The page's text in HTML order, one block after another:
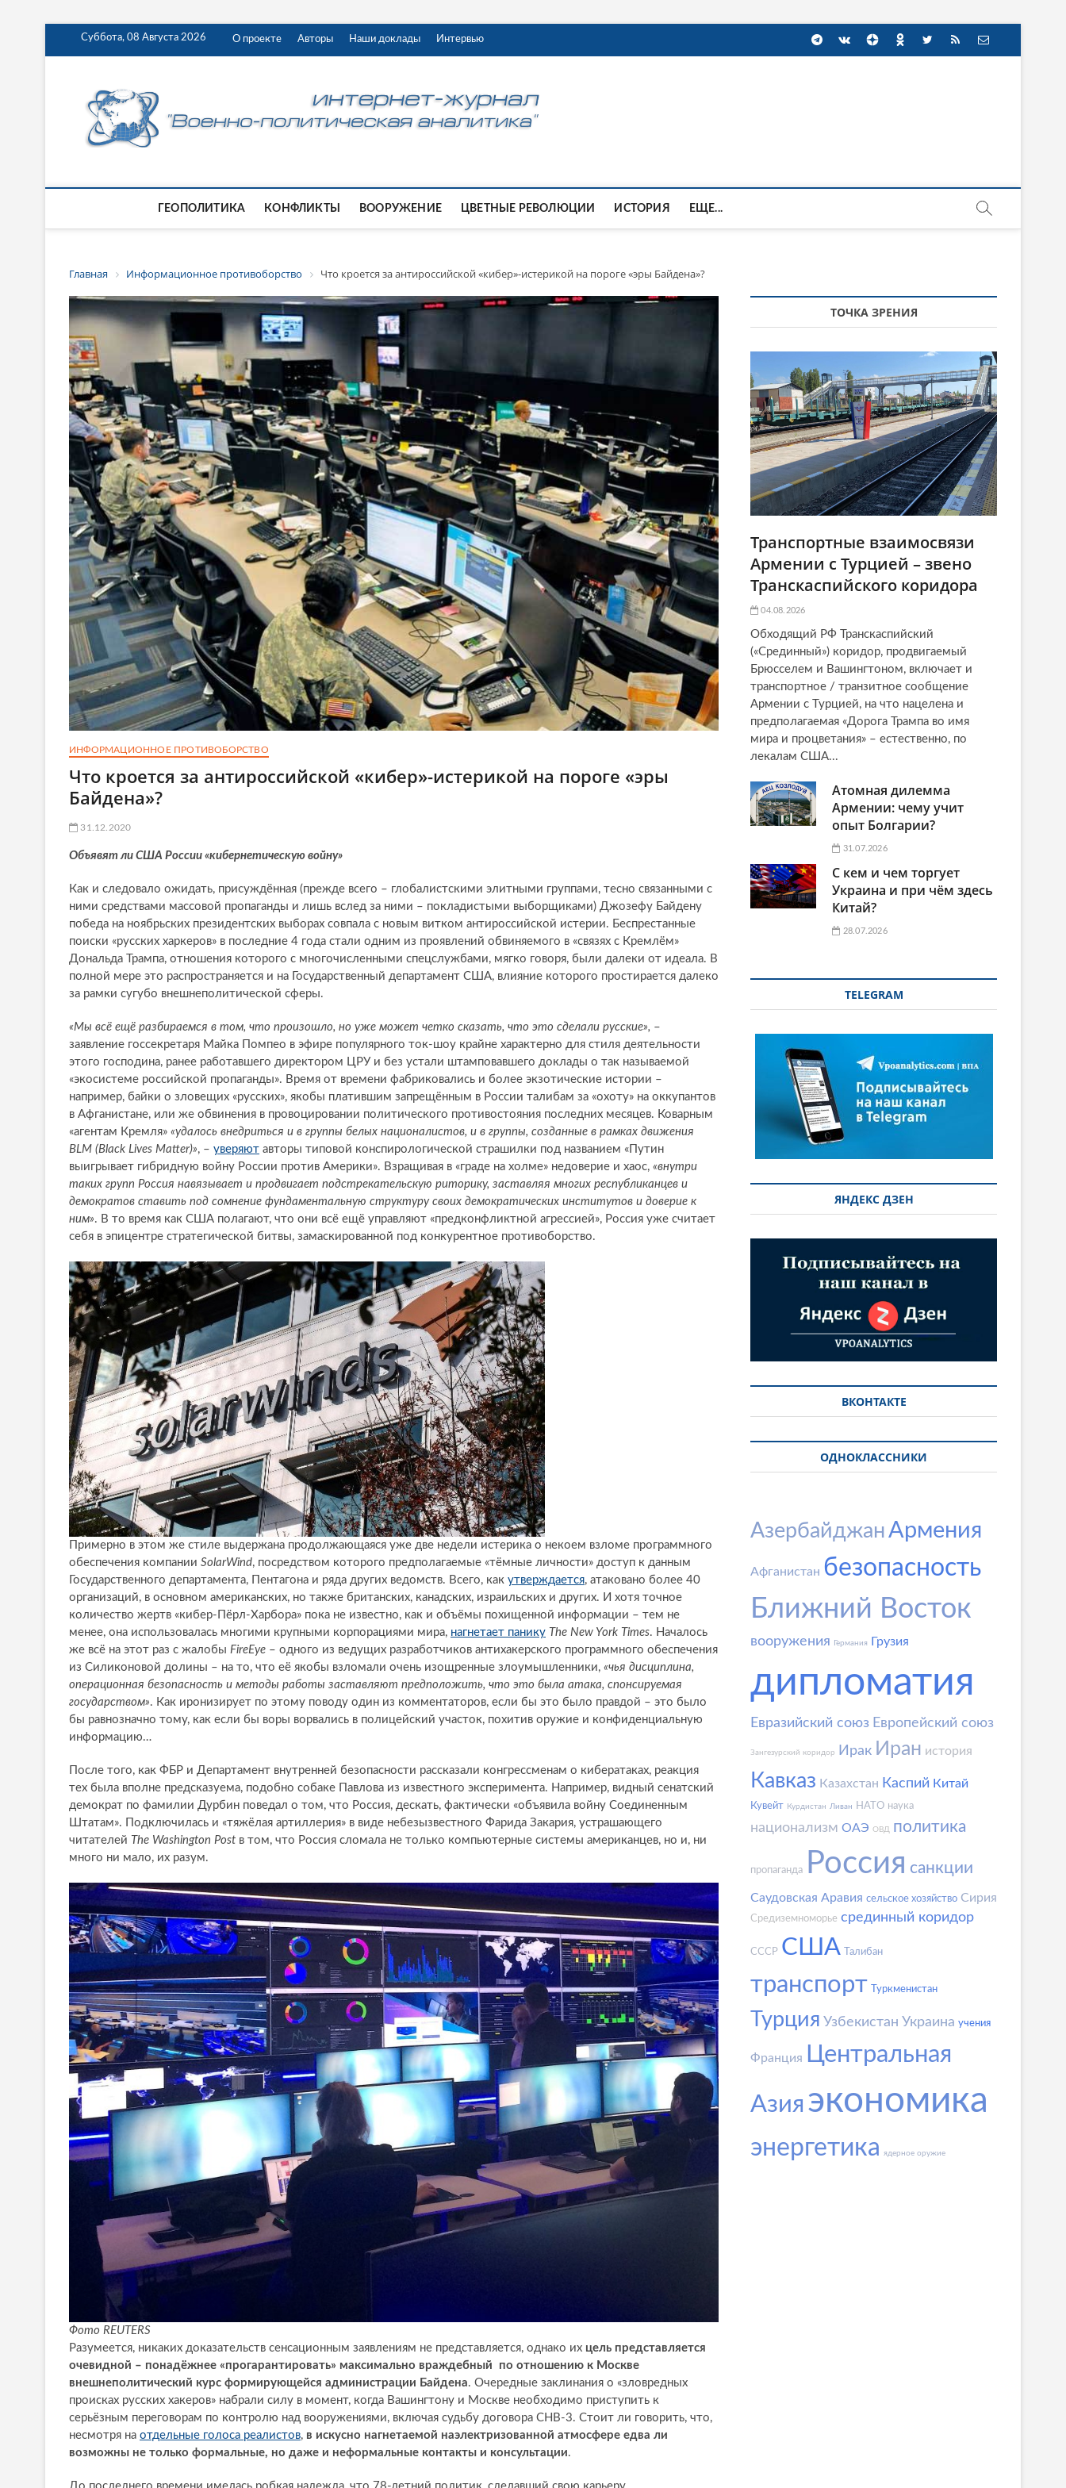
Суббота, 08 Августа 2026 О проекте Авторы Наши доклады Интервью
ГЕОПОЛИТИКА КОНФЛИКТЫ ВООРУЖЕНИЕ ЦВЕТНЫЕ РЕВОЛЮЦИИ ИСТОРИЯ ЕЩЕ...
Главная Информационное противоборство Что кроется за антироссийской «кибер»-истерикой на пороге «эры Байдена»?
ИНФОРМАЦИОННОЕ ПРОТИВОБОРСТВО
Что кроется за антироссийской «кибер»-истерикой на пороге «эры
Байдена»?
31.12.2020
Объявят ли США России «кибернетическую войну»
Как и следовало ожидать, присуждённая (прежде всего – глобалистскими элитными группами, тесно связанными с
ними средствами массовой пропаганды и лишь вслед за ними – покладистыми выборщиками) Джозефу Байдену
победа на ноябрьских президентских выборах совпала с новым витком антироссийской истерии. Беспрестанные
поиски «русских харкеров» в последние 4 года стали одним из проявлений обвиняемого в «связях с Кремлём»
Дональда Трампа, отношения которого с многочисленными спецслужбами, мягко говоря, были далеки от идеала. В
полной мере это распространяется и на Государственный департамент США, влияние которого простирается далеко
за рамки сугубо внешнеполитической сферы.
«Мы всё ещё разбираемся в том, что произошло, но уже может четко сказать, что это сделали русские», –
заявление госсекретаря Майка Помпео в эфире популярного ток-шоу крайне характерно для стиля деятельности
этого господина, ранее работавшего директором ЦРУ и без устали штамповавшего доклады о так называемой
«экосистеме российской пропаганды». Время от времени фабриковались и более экзотические истории –
например, байки о зловещих «русских», якобы платившим запрещённым в России талибам за «охоту» на оккупантов
в Афганистане, или же обвинения в провоцировании политического противостояния последних месяцев. Коварным
«агентам Кремля» «удалось внедриться и в группы белых националистов, и в группы, созданные в рамках движения
BLM (Black Lives Matter)», – уверяют авторы типовой конспирологической страшилки под названием «Путин
выигрывает гибридную войну России против Америки». Взращивая в «граде на холме» недоверие и хаос, «внутри
таких групп Россия навязывает и продвигает подстрекательскую риторику, заставляя многих республиканцев и
демократов ставить под сомнение фундаментальную структуру своих демократических институтов и доверие к
ним». В то время как США полагают, что они всё ещё управляют «предконфликтной агрессией», Россия уже считает
себя в эпицентре стратегической битвы, замаскированной под конкурентное противоборство.
Примерно в этом же стиле выдержана продолжающаяся уже две недели истерика о некоем взломе программного
обеспечения компании SolarWind, посредством которого предполагаемые «тёмные личности» доступ к данным
Государственного департамента, Пентагона и ряда других ведомств. Всего, как утверждается, атаковано более 40
организаций, в основном американских, но также британских, канадских, израильских и других. И хотя точное
количество жертв «кибер-Пёрл-Харбора» пока не известно, как и объёмы похищенной информации – тем не
менее, она использовалась многими крупными корпорациями мира, нагнетает панику The New York Times. Началось
же всё на этот раз с жалобы FireEye – одного из ведущих разработчиков антихакерского программного обеспечения
из Силиконовой долины – на то, что её якобы взломали очень изощренные злоумышленники, «чья дисциплина,
операционная безопасность и методы работы заставляют предположить, что это была атака, спонсируемая
государством». Как иронизирует по этому поводу один из комментаторов, если бы это было правдой – это было
бы равнозначно тому, как если бы воры ворвались в полицейский участок, похитив оружие и конфиденциальную
информацию…
После того, как ФБР и Департамент внутренней безопасности рассказали конгрессменам о кибератаках, реакция
тех была вполне предсказуема, подобно собаке Павлова из известного эксперимента. Например, видный сенатский
демократ по фамилии Дурбин поведал о том, что Россия, дескать, фактически «объявила войну Соединенным
Штатам». Подключилась и «тяжёлая артиллерия» в виде небезызвестного Фарида Закария, устрашающего
читателей The Washington Post в том, что Россия сломала не только компьютерные системы американцев, но и, ни
много ни мало, их разум.
Фото REUTERS
Разумеется, никаких доказательств сенсационным заявлениям не представляется, однако их цель представляется
очевидной – понадёжнее «прогарантировать» максимально враждебный по отношению к Москве
внешнеполитический курс формирующейся администрации Байдена. Очередные заклинания о «зловредных
происках русских хакеров» набрали силу в момент, когда Вашингтону и Москве необходимо приступить к
серьёзным переговорам по контролю над вооружениями, включая судьбу договора СНВ-3. Стоит ли говорить, что,
несмотря на отдельные голоса реалистов, в искусно нагнетаемой наэлектризованной атмосфере едва ли
возможны не только формальные, но даже и неформальные контакты и консультации.
ТОЧКА ЗРЕНИЯ
Транспортные взаимосвязи
Армении с Турцией – звено
Транскаспийского коридора
04.08.2026
Обходящий РФ Транскаспийский
(«Срединный») коридор, продвигаемый
Брюсселем и Вашингтоном, включает и
транспортное / транзитное сообщение
Армении с Турцией, на что нацелена и
предполагаемая «Дорога Трампа во имя
мира и процветания» – естественно, по
лекалам США...
Атомная дилемма
Армении: чему учит
опыт Болгарии?
31.07.2026
С кем и чем торгует
Украина и при чём здесь
Китай?
28.07.2026
TELEGRAM
ЯНДЕКС ДЗЕН
ВКОНТАКТЕ
ОДНОКЛАССНИКИ
АзербайджанАрмения
Афганистан безопасность
Ближний Восток
вооружения Германия Грузия
дипломатия
Евразийский союз Европейский союз
Зангезурский коридор Ирак Иран история
Кавказ Казахстан Каспий Китай
Кувейт Курдистан Ливан НАТО наука
национализм ОАЭ ОВД политика
пропаганда Россия санкции
Саудовская Аравия сельское хозяйство Сирия
Средиземноморье срединный коридор
СССР США Талибан
транспорт Туркменистан
Турция Узбекистан Украина учения
Франция Центральная
Азия экономика
энергетика ядерное оружие